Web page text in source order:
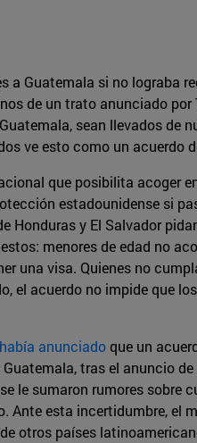
Guatemala si no lograba
de un trato anunciado por
sean llevados de
ve esto como un acuerdo
que posibilita acoger
estadounidense si
Honduras y El Salvador
menores de edad no
una visa. Quienes no
el acuerdo no impide que
anunciadoque un
tras el anuncio
le sumaron rumores sobre
esta incertidumbre, el
otros países